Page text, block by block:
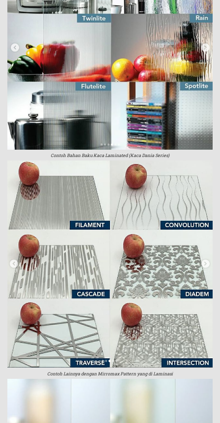
Contoh Bahan Baku Kaca Laminated (Kaca Dania Series)
Contoh Lainnya dengan Mirromax Pattern yang di Laminasi